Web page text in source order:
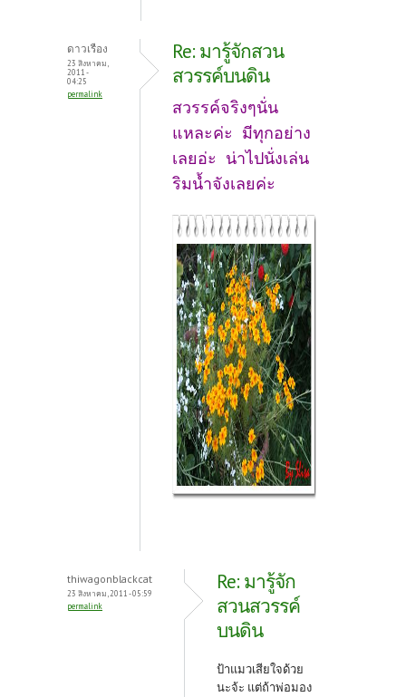
ดาวเรือง
23 สิงหาคม,
2011 -
04:25
permalink
Re: มารู้จักสวน
สวรรค์บนดิน
สวรรค์จริงๆนั่น
แหละค่ะ มีทุกอย่าง
เลยอ่ะ น่าไปนั่งเล่น
ริมน้ำจังเลยค่ะ
thiwagonblackcat
23 สิงหาคม, 2011 - 05:59
permalink
Re: มารู้จัก
สวนสวรรค์
บนดิน
ป้าแมวเสียใจด้วย
นะจ้ะ แต่ถ้าพ่อมอง